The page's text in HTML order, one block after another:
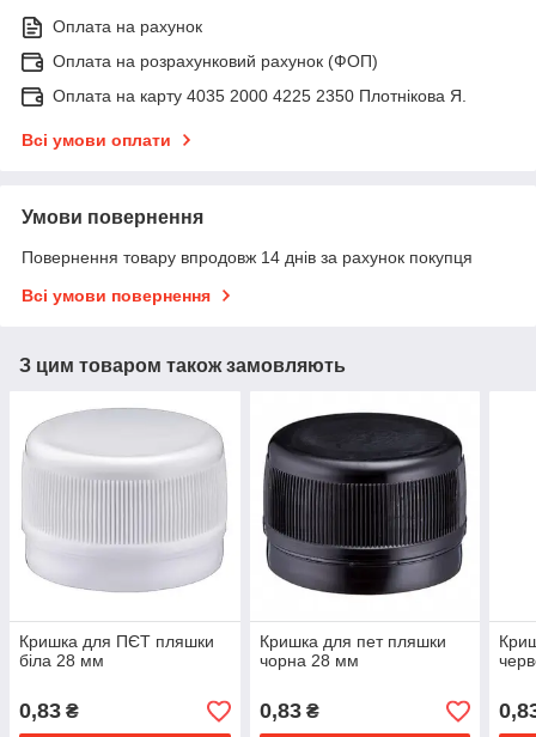
Оплата на рахунок
Оплата на розрахунковий рахунок (ФОП)
Оплата на карту 4035 2000 4225 2350 Плотнікова Я.
Всі умови оплати
Умови повернення
Повернення товару впродовж 14 днів за рахунок покупця
Всі умови повернення
З цим товаром також замовляють
Кришка для ПЄТ пляшки
біла 28 мм
0,83 ₴
Кришка для пет пляшки
чорна 28 мм
0,83₴